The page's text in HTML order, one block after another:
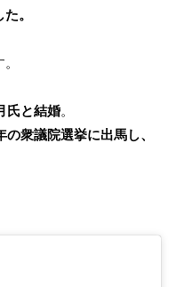
。
氏と結婚。
の衆議院選挙に出馬し、